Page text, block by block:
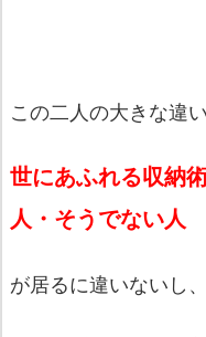
この二人の大きな違い
世にあふれる収納
人・そうでない人
が居るに違いないし、